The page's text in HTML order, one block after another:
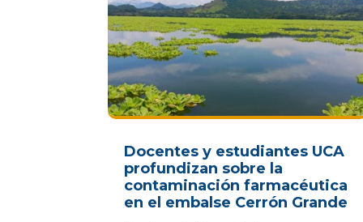
Docentes y estudiantes UCA
profundizan sobre la
contaminación farmacéutica
en el embalse Cerrón Grande